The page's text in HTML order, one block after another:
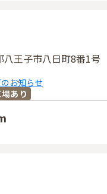
八王子市八日町8番1
お知らせ
あり